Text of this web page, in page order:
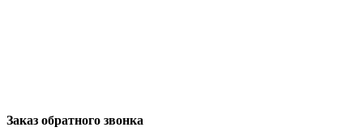
Заказ обратного звонка